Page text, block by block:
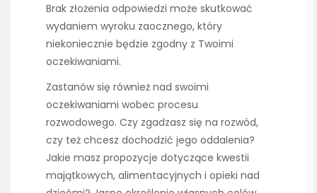
Brak złożenia odpowiedzi może skutkować
wydaniem wyroku zaocznego, który
niekoniecznie będzie zgodny z Twoimi
oczekiwaniami.
Zastanów się również nad swoimi
oczekiwaniami wobec procesu
rozwodowego. Czy zgadzasz się na rozwód,
czy też chcesz dochodzić jego oddalenia?
Jakie masz propozycje dotyczące kwestii
majątkowych, alimentacyjnych i opieki nad